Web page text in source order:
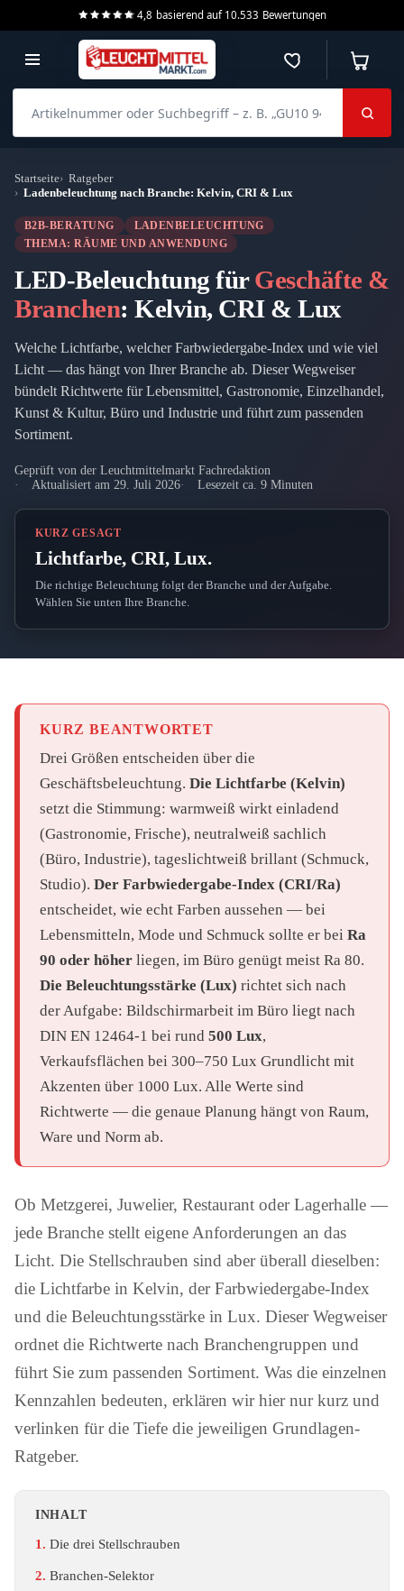
4,8 basierend auf 10.533 Bewertungen
Merkzettel
Startseite
Ratgeber
Ladenbeleuchtung nach Branche: Kelvin, CRI & Lux
B2B-BERATUNG
LADENBELEUCHTUNG
THEMA: RÄUME UND ANWENDUNG
LED-Beleuchtung fürGeschäfte &
Branchen: Kelvin, CRI & Lux
Welche Lichtfarbe, welcher Farbwiedergabe-Index und wie viel
Licht — das hängt von Ihrer Branche ab. Dieser Wegweiser
bündelt Richtwerte für Lebensmittel, Gastronomie, Einzelhandel,
Kunst & Kultur, Büro und Industrie und führt zum passenden
Sortiment.
Geprüft von der Leuchtmittelmarkt Fachredaktion
Aktualisiert am 29. Juli 2026
Lesezeit ca. 9 Minuten
KURZ GESAGT
Lichtfarbe, CRI, Lux.
Die richtige Beleuchtung folgt der Branche und der Aufgabe.
Wählen Sie unten Ihre Branche.
KURZ BEANTWORTET
Drei Größen entscheiden über die
Geschäftsbeleuchtung. Die Lichtfarbe (Kelvin)
setzt die Stimmung: warmweiß wirkt einladend
(Gastronomie, Frische), neutralweiß sachlich
(Büro, Industrie), tageslichtweiß brillant (Schmuck,
Studio). Der Farbwiedergabe-Index (CRI/Ra)
entscheidet, wie echt Farben aussehen — bei
Lebensmitteln, Mode und Schmuck sollte er bei Ra
90 oder höher liegen, im Büro genügt meist Ra 80.
Die Beleuchtungsstärke (Lux) richtet sich nach
der Aufgabe: Bildschirmarbeit im Büro liegt nach
DIN EN 12464-1 bei rund 500 Lux,
Verkaufsflächen bei 300–750 Lux Grundlicht mit
Akzenten über 1000 Lux. Alle Werte sind
Richtwerte — die genaue Planung hängt von Raum,
Ware und Norm ab.
Ob Metzgerei, Juwelier, Restaurant oder Lagerhalle —
jede Branche stellt eigene Anforderungen an das
Licht. Die Stellschrauben sind aber überall dieselben:
die Lichtfarbe in Kelvin, der Farbwiedergabe-Index
und die Beleuchtungsstärke in Lux. Dieser Wegweiser
ordnet die Richtwerte nach Branchengruppen und
führt Sie zum passenden Sortiment. Was die einzelnen
Kennzahlen bedeuten, erklären wir hier nur kurz und
verlinken für die Tiefe die jeweiligen Grundlagen-
Ratgeber.
INHALT
Die drei Stellschrauben
Branchen-Selektor